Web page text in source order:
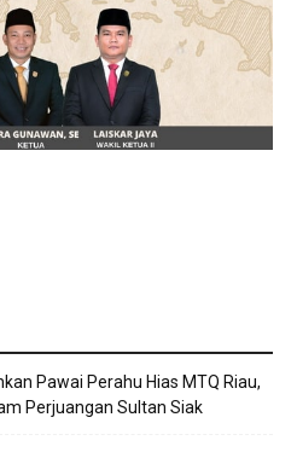
Pawai Perahu Hias MTQ Riau,
Perjuangan Sultan Siak